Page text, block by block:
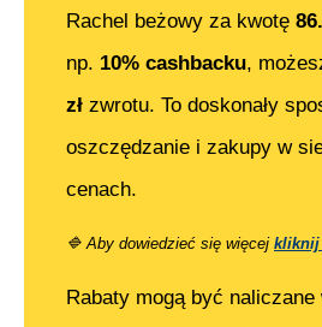
Rachel beżowy za kwotę
np. 10% cashbacku,
zł zwrotu. To doskonały
oszczędzanie i zakupy w
cenach.
🔷 Aby dowiedzieć się więcej kliknij
Rabaty mogą być naliczane